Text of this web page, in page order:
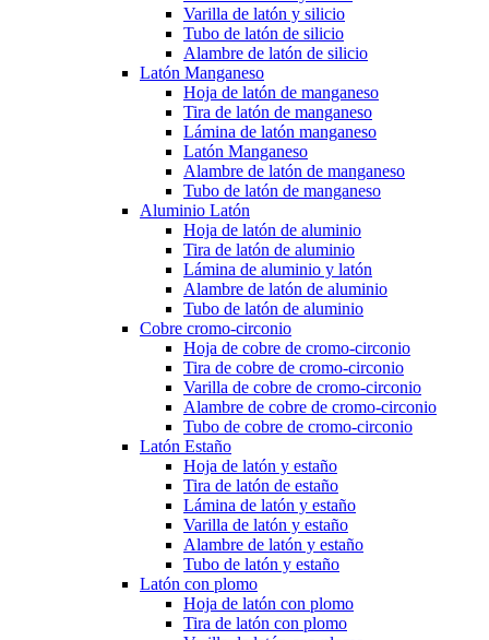
Varilla de latón y silicio
Tubo de latón de silicio
Alambre de latón de silicio
Latón Manganeso
Hoja de latón de manganeso
Tira de latón de manganeso
Lámina de latón manganeso
Latón Manganeso
Alambre de latón de manganeso
Tubo de latón de manganeso
Aluminio Latón
Hoja de latón de aluminio
Tira de latón de aluminio
Lámina de aluminio y latón
Alambre de latón de aluminio
Tubo de latón de aluminio
Cobre cromo-circonio
Hoja de cobre de cromo-circonio
Tira de cobre de cromo-circonio
Varilla de cobre de cromo-circonio
Alambre de cobre de cromo-circonio
Tubo de cobre de cromo-circonio
Latón Estaño
Hoja de latón y estaño
Tira de latón de estaño
Lámina de latón y estaño
Varilla de latón y estaño
Alambre de latón y estaño
Tubo de latón y estaño
Latón con plomo
Hoja de latón con plomo
Tira de latón con plomo